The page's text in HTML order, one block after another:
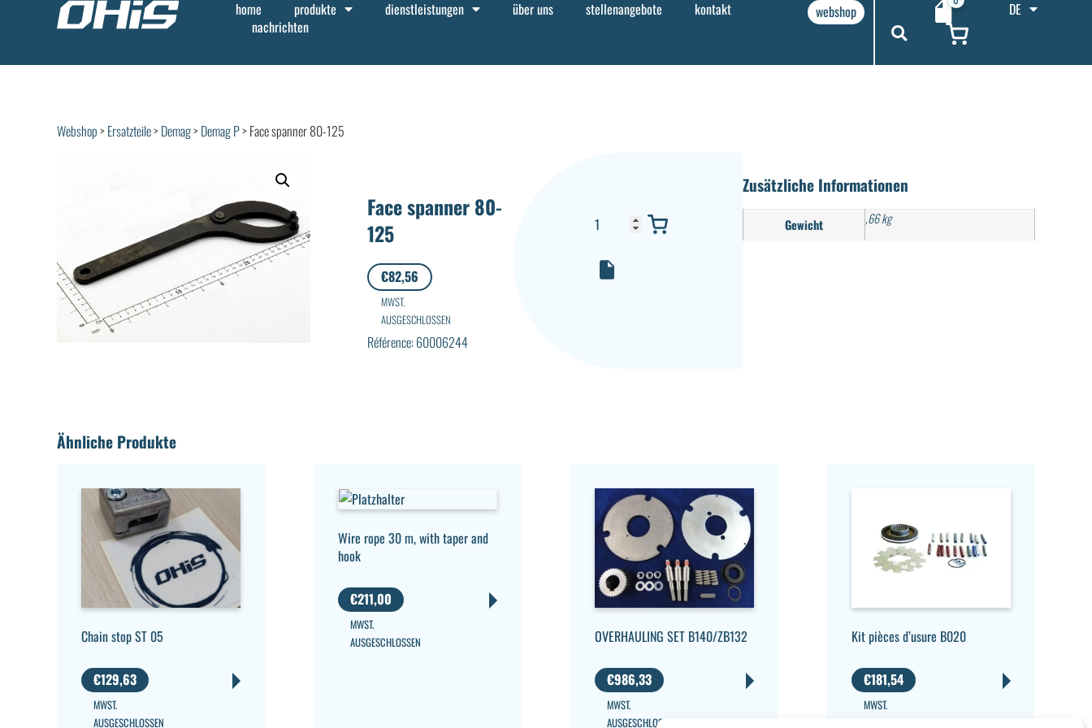
home produkte dienstleistungen über uns stellenangebote
kontakt
nachrichten
webshop DE
Webshop> Ersatzteile> Demag> Demag P> Face spanner 80-125
Face spanner 80-
125
€82,56
MWST.
AUSGESCHLOSSEN
Référence: 60006244
Zusätzliche Informationen
Gewicht ,66 kg
Ähnliche Produkte
Chain stop ST 05
€129,63
MWST.
AUSGESCHLOSSEN
Wire rope 30 m, with taper and
hook
€211,00
MWST.
AUSGESCHLOSSEN
OVERHAULING SET B140/ZB132
€986,33
MWST.
AUSGESCHLOSSEN
Kit pièces d’usure B020
€181,54
MWST.